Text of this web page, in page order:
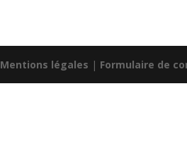
Mentions légales | Formulaire de